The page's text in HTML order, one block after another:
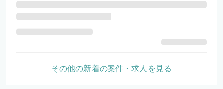
その他の新着の案件・求人を見る